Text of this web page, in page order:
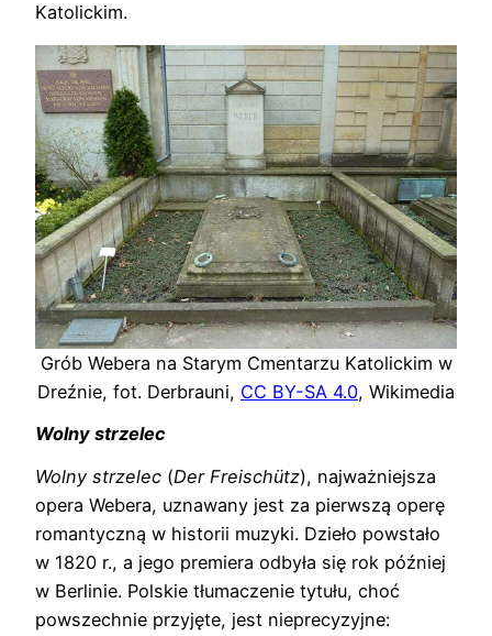
Katolickim.
Grób Webera na Starym Cmentarzu Katolickim w
Dreźnie, fot. Derbrauni, CC BY-SA 4.0, Wikimedia
Wolny strzelec
Wolny strzelec (Der Freischütz), najważniejsza
opera Webera, uznawany jest za pierwszą operę
romantyczną w historii muzyki. Dzieło powstało
w 1820 r., a jego premiera odbyła się rok później
w Berlinie. Polskie tłumaczenie tytułu, choć
powszechnie przyjęte, jest nieprecyzyjne: